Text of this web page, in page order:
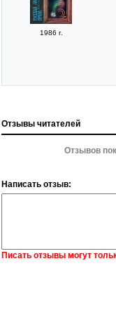
1986 г.
Отзывы читателей
Отзывов
Написать отзыв:
Писать отзывы могут